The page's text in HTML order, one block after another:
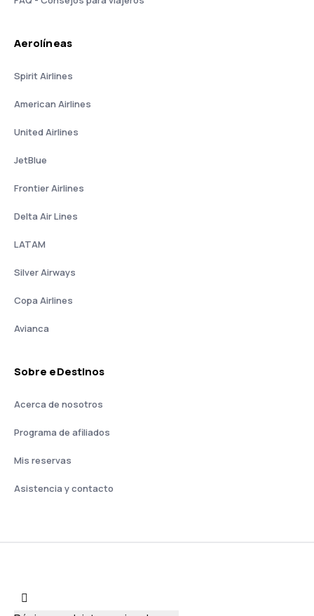
Aerolíneas
Spirit Airlines
American Airlines
United Airlines
JetBlue
Frontier Airlines
Delta Air Lines
LATAM
Silver Airways
Copa Airlines
Avianca
Sobre eDestinos
Acerca de nosotros
Programa de afiliados
Mis reservas
Asistencia y contacto